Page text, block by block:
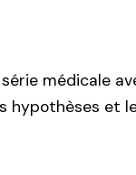
médicale
et